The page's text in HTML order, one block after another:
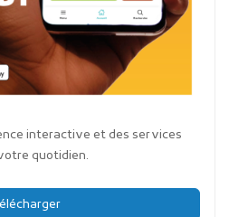
interactive et des services
quotidien.